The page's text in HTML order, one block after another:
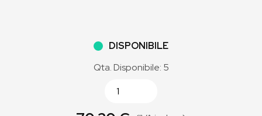
DISPONIBILE
Qta. Disponibile: 5